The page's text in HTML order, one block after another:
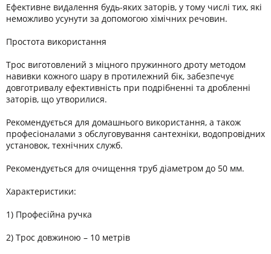
Ефективне видалення будь-яких заторів, у тому числі тих, які
неможливо усунути за допомогою хімічних речовин.
Простота використання
Трос виготовлений з міцного пружинного дроту методом
навивки кожного шару в протилежний бік, забезпечує
довготривалу ефективність при подрібненні та дробленні
заторів, що утворилися.
Рекомендується для домашнього використання, а також
професіоналами з обслуговування сантехніки, водопровідних
установок, технічних служб.
Рекомендується для очищення труб діаметром до 50 мм.
Характеристики:
1) Професійна ручка
2) Трос довжиною – 10 метрів